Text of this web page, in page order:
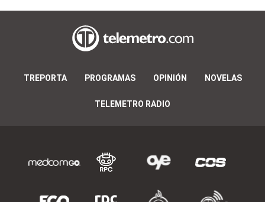
TREPORTA PROGRAMAS OPINIÓN NOVELAS
TELEMETRO RADIO